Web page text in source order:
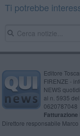
Ti potrebbe
Editore
FIRENZE -
NEWS
al n. 5935
0620787048
Fatturazione
Direttore responsabile Marco